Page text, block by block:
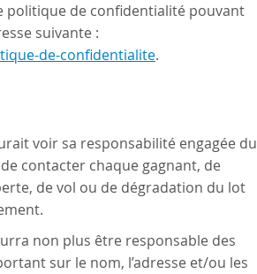
politique de confidentialité pouvant
suivante :
de-confidentialite.
voir sa responsabilité engagée du
contacter chaque gagnant, de
de vol ou de dégradation du lot
non plus être responsable des
sur le nom, l’adresse et/ou les